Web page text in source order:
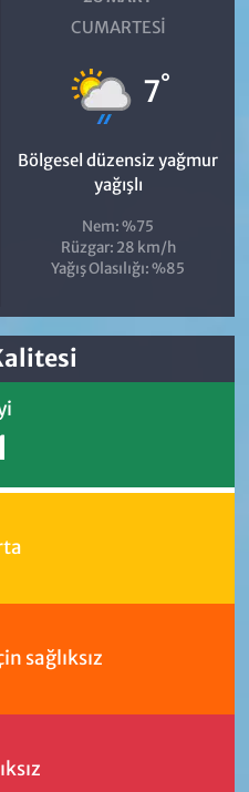
CUMARTESI
7°
Bölgesel düzensiz yağmur
yağışlı
Nem: %75
Rüzgar: 28 km/h
Yağış Olasılığı: %85
sağlıksız